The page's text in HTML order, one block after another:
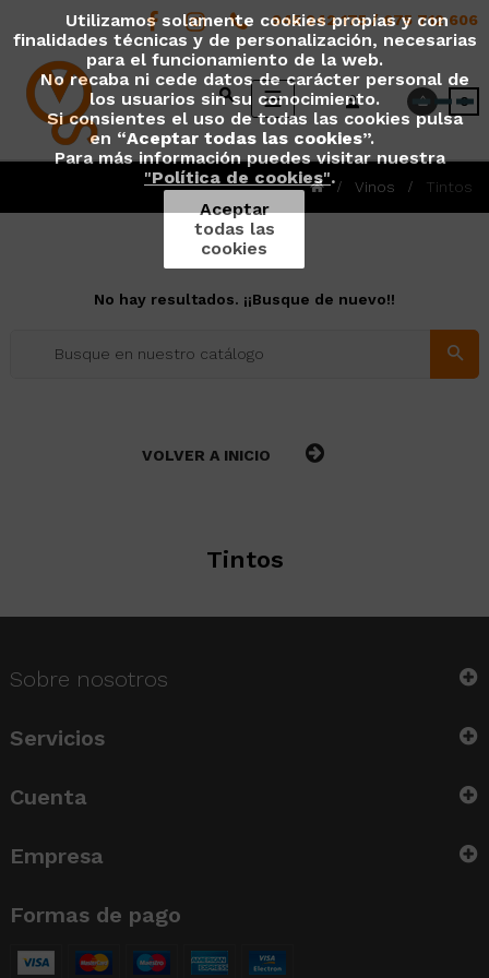
Utilizamos solamente cookies propias y con
finalidades técnicas y de personalización, necesarias
para el funcionamiento de la web.
No recaba ni cede datos de carácter personal de
los usuarios sin su conocimiento.
Si consientes el uso de todas las cookies pulsa
en “Aceptar todas las cookies”.
Para más información puedes visitar nuestra
"Política de cookies".
Aceptar
todas las
cookies
945 242 175 / 675 712 606
Navegación
de
palanca
☰ 0
Vinos Tintos
No hay resultados. ¡¡Busque de nuevo!!
VOLVER A INICIO
Tintos
Sobre nosotros
Servicios
Cuenta
Empresa
Formas de pago